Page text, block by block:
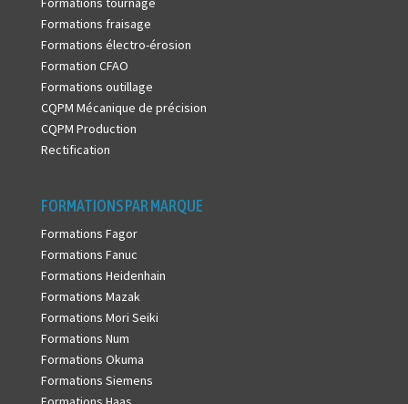
Formations fraisage
Formations électro-érosion
Formation CFAO
Formations outillage
CQPM Mécanique de précision
CQPM Production
Rectification
FORMATIONS PAR MARQUE
Formations Fagor
Formations Fanuc
Formations Heidenhain
Formations Mazak
Formations Mori Seiki
Formations Num
Formations Okuma
Formations Siemens